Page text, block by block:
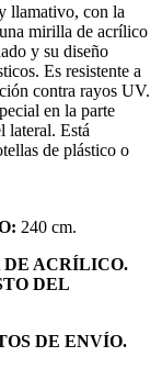
llamativo, con la
mirilla de acrílico
y su diseño
Es resistente a
contra rayos UV.
en la parte
lateral. Está
de plástico o
240 cm.
ACRÍLICO.
DEL
DE ENVÍO.